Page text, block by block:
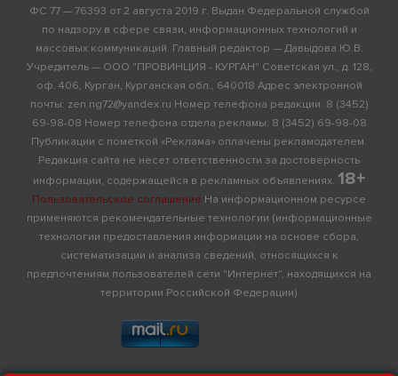
ФС 77 — 76393 от 2 августа 2019 г. Выдан Федеральной службой
по надзору в сфере связи, информационных технологий и
массовых коммуникаций. Главный редактор — Давыдова Ю.В.
Учредитель — ООО "ПРОВИНЦИЯ - КУРГАН" Советская ул., д. 128,
оф. 406, Курган, Курганская обл., 640018 Адрес электронной
почты: zen.ng72@yandex.ru Номер телефона редакции: 8 (3452)
69-98-08 Номер телефона отдела рекламы: 8 (3452) 69-98-08
Публикации с пометкой «Реклама» оплачены рекламодателем.
Редакция сайта не несет ответственности за достоверность
информации, содержащейся в рекламных объявлениях. 18+
Пользовательское соглашение На информационном ресурсе
применяются рекомендательные технологии (информационные
технологии предоставления информации на основе сбора,
систематизации и анализа сведений, относящихся к
предпочтениям пользователей сети "Интернет", находящихся на
территории Российской Федерации)